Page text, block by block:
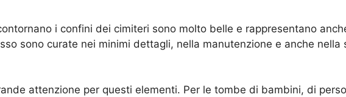
i confini dei cimiteri sono molto belle e rappresentano
sono curate nei minimi dettagli, nella manutenzione e anche
attenzione per questi elementi. Per le tombe di bambini, di